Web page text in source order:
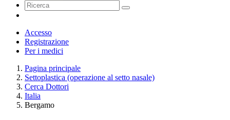
Accesso
Registrazione
Per i medici
Pagina principale
Settoplastica (operazione al setto nasale)
Cerca Dottori
Italia
Bergamo